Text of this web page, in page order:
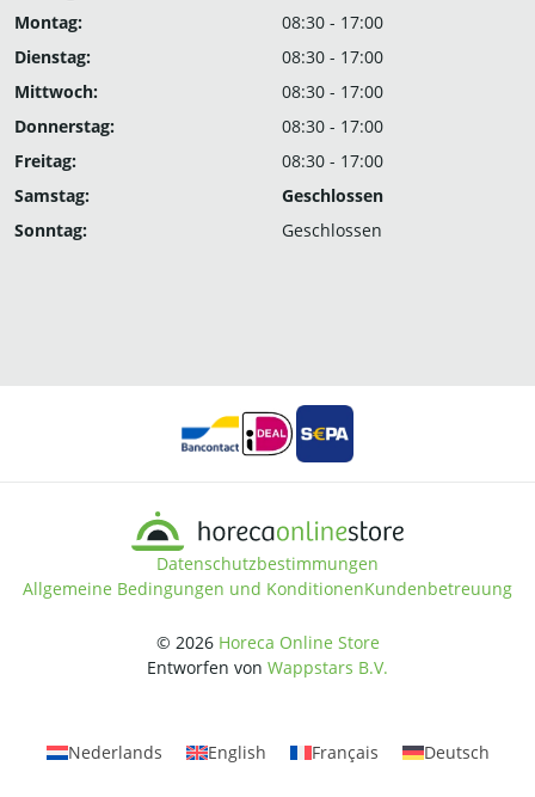
Montag:
08:30 - 17:00
Dienstag:
08:30 - 17:00
Mittwoch:
08:30 - 17:00
Donnerstag:
08:30 - 17:00
Freitag:
08:30 - 17:00
Samstag:
Geschlossen
Sonntag:
Geschlossen
Datenschutzbestimmungen
Allgemeine Bedingungen und KonditionenKundenbetreuung
© 2026 Horeca Online Store
Entworfen von Wappstars B.V.
Nederlands English Français Deutsch